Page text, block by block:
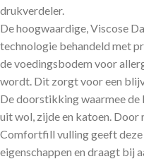
drukverdeler.
De hoogwaardige, Viscose
technologie behandeld met
de voedingsbodem voor
wordt. Dit zorgt voor een
De doorstikking waarmee
uit wol, zijde en katoen. Door
Comfortfill vulling geeft
eigenschappen en draagt bij